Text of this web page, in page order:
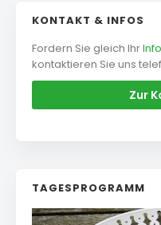
KONTAKT & INFOS
Fordern Sie gleich Ihr
kontaktieren Sie uns
Zur
TAGESPROGRAMM